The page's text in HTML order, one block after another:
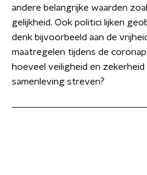
andere belangrijke waarden
gelijkheid. Ook politici lijken
denk bijvoorbeeld aan de
maatregelen tijdens de
hoeveel veiligheid en
samenleving streven?